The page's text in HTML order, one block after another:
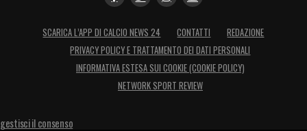
SCARICA L’APP DI CALCIO NEWS 24 CONTATTI
REDAZIONE
PRIVACY POLICY E TRATTAMENTO DEI DATI PERSONALI
INFORMATIVA ESTESA SUI COOKIE (COOKIE POLICY)
NETWORK SPORT REVIEW
gestisci il consenso